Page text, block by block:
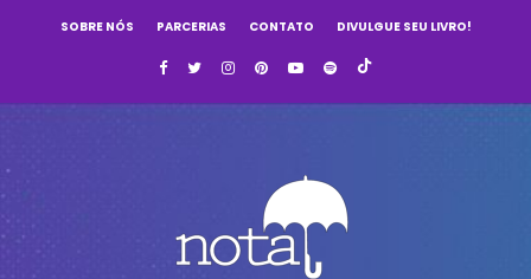
SOBRE NÓS PARCERIAS CONTATO DIVULGUE SEU LIVRO!